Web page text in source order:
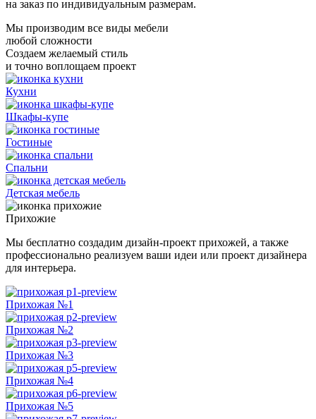
на заказ по индивидуальным размерам.
Мы производим все виды мебели
любой сложности
Создаем желаемый стиль
и точно воплощаем проект
Кухни
Шкафы-купе
Гостиные
Спальни
Детская мебель
Прихожие
Мы бесплатно создадим дизайн-проект прихожей, а также
профессионально реализуем ваши идеи или проект дизайнера
для интерьера.
Прихожая №1
Прихожая №2
Прихожая №3
Прихожая №4
Прихожая №5